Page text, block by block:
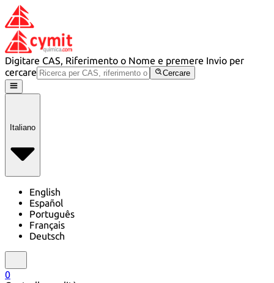
Digitare CAS, Riferimento o Nome e premere Invio per
cercare
Cercare
Italiano
English
Español
Português
Français
Deutsch
0